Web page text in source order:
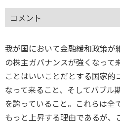
コメント
我が国において金融緩和政策が
の株主ガバナンスが強くなって
ことはいいことだとする国家的
なって来ること、そしてバブル
を誇っていること。これらは全
もっと上昇する理由であるが、